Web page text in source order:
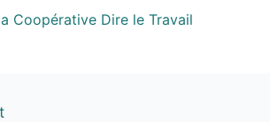
Coopérative Dire le Travail